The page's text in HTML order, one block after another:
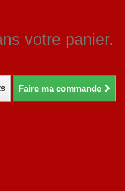
votre panier.
Faire ma commande